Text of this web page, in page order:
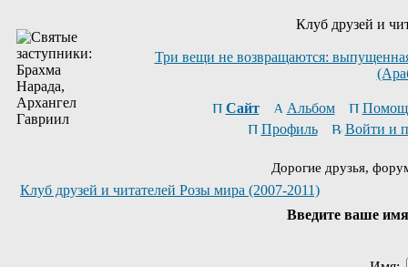
Клуб друзей и
Три вещи не возвращаются:
Сайт Альбом
Профиль
Войти и
Дорогие друзья,
Клуб друзей и читателей Розы мира (2007-2011)
Введите ваше